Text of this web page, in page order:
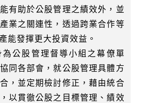
有助於公股管理之績效外，並
業之關連性，透過跨業合作等
能發揮更大投資效益。
公股管理督導小組之幕僚單
同各部會，就公股管理具體方
，並定期檢討修正，藉由統合
以貫徹公股之目標管理、績效